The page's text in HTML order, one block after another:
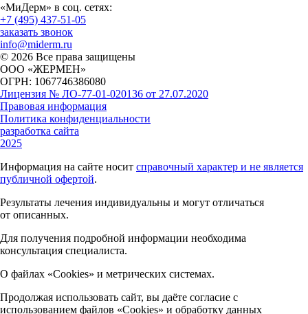
«МиДерм» в соц. сетях:
+7 (495) 437-51-05
заказать звонок
info@miderm.ru
© 2026 Все права защищены
ООО «ЖЕРМЕН»
ОГРН: 1067746386080
Лицензия № ЛО-77-01-020136 от 27.07.2020
Правовая информация
Политика конфиденциальности
разработка сайта
2025
Информация на сайте носит справочный характер и не является
публичной офертой.
Результаты лечения индивидуальны и могут отличаться
от описанных.
Для получения подробной информации необходима
консультация специалиста.
О файлах «Cookies» и метрических системах.
Продолжая использовать сайт, вы даёте согласие с
использованием файлов «Cookies» и обработку данных